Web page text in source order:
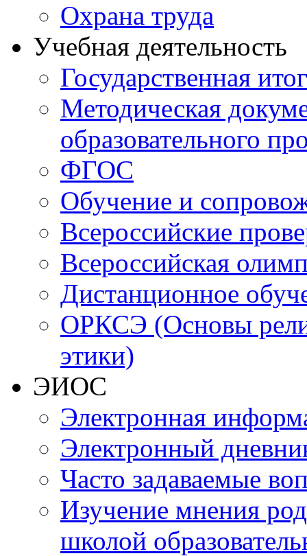
Охрана труда
Учебная деятельность
Государственная
Методическая
образовательного
ФГОС
Обучение и
Всероссийские
Всероссийская
Дистанционное
ОРКСЭ (Основы
этики)
ЭИОС
Электронная
Электронный
Часто задаваемые
Изучение мнения
школой